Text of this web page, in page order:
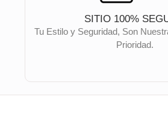
SITIO 100%
Tu Estilo y Seguridad, Son
Prioridad.